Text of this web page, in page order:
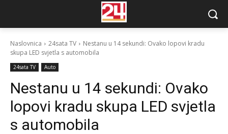
Naslovnica 24sata TV
Nestanu u 14 sekundi: Ovako lopovi kradu
skupa LED svjetla s automobila
24sata TV Auto
Nestanu u 14 sekundi: Ovako
lopovi kradu skupa LED svjetla
s automobila